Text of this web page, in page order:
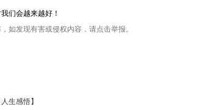
们会越来越好！
如发现有害或侵权内容，请点击举报。
生感悟】